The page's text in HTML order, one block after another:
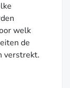
welk
de
verstrekt.